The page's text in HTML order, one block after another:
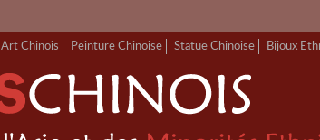
Art Chinois Peinture Chinoise Statue Chinoise Bijoux